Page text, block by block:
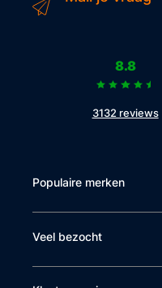
8.8
3132 reviews
Populaire merken
Veel bezocht